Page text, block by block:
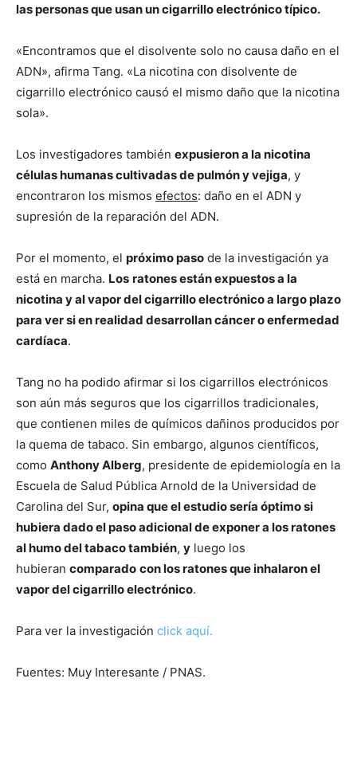
las personas que usan un cigarrillo electrónico típico.
«Encontramos que el disolvente solo no causa daño en el
ADN», afirma Tang. «La nicotina con disolvente de
cigarrillo electrónico causó el mismo daño que la nicotina
sola».
Los investigadores también expusieron a la nicotina
células humanas cultivadas de pulmón y vejiga, y
encontraron los mismos efectos: daño en el ADN y
supresión de la reparación del ADN.
Por el momento, el próximo paso de la investigación ya
está en marcha. Los ratones están expuestos a la
nicotina y al vapor del cigarrillo electrónico a largo plazo
para ver si en realidad desarrollan cáncer o enfermedad
cardíaca.
Tang no ha podido afirmar si los cigarrillos electrónicos
son aún más seguros que los cigarrillos tradicionales,
que contienen miles de químicos dañinos producidos por
la quema de tabaco. Sin embargo, algunos científicos,
como Anthony Alberg, presidente de epidemiología en la
Escuela de Salud Pública Arnold de la Universidad de
Carolina del Sur, opina que el estudio sería óptimo si
hubiera dado el paso adicional de exponer a los ratones
al humo del tabaco también, y luego los
hubieran comparado con los ratones que inhalaron el
vapor del cigarrillo electrónico.
Para ver la investigación click aquí.
Fuentes: Muy Interesante / PNAS.